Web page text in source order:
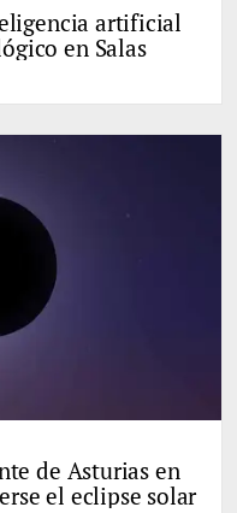
artificial
en Salas
de Asturias en
el eclipse solar